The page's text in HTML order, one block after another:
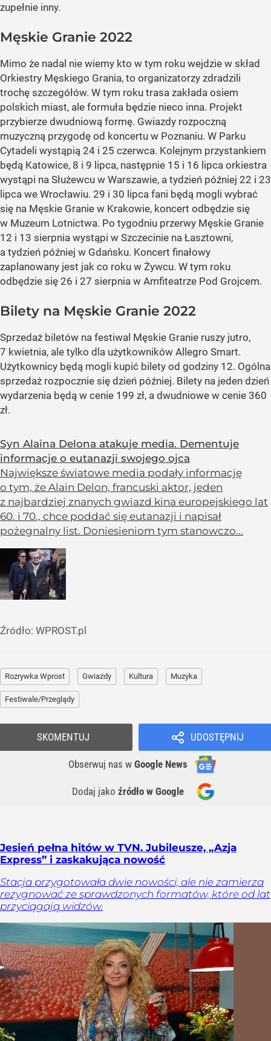
zupełnie inny.
Męskie Granie 2022
Mimo że nadal nie wiemy kto w tym roku wejdzie w skład
Orkiestry Męskiego Grania, to organizatorzy zdradzili
trochę szczegółów. W tym roku trasa zakłada osiem
polskich miast, ale formuła będzie nieco inna. Projekt
przybierze dwudniową formę. Gwiazdy rozpoczną
muzyczną przygodę od koncertu w Poznaniu. W Parku
Cytadeli wystąpią 24 i 25 czerwca. Kolejnym przystankiem
będą Katowice, 8 i 9 lipca, następnie 15 i 16 lipca orkiestra
wystąpi na Służewcu w Warszawie, a tydzień później 22 i 23
lipca we Wrocławiu. 29 i 30 lipca fani będą mogli wybrać
się na Męskie Granie w Krakowie, koncert odbędzie się
w Muzeum Lotnictwa. Po tygodniu przerwy Męskie Granie
12 i 13 sierpnia wystąpi w Szczecinie na Łasztowni,
a tydzień później w Gdańsku. Koncert finałowy
zaplanowany jest jak co roku w Żywcu. W tym roku
odbędzie się 26 i 27 sierpnia w Amfiteatrze Pod Grojcem.
Bilety na Męskie Granie 2022
Sprzedaż biletów na festiwal Męskie Granie ruszy jutro,
7 kwietnia, ale tylko dla użytkowników Allegro Smart.
Użytkownicy będą mogli kupić bilety od godziny 12. Ogólna
sprzedaż rozpocznie się dzień później. Bilety na jeden dzień
wydarzenia będą w cenie 199 zł, a dwudniowe w cenie 360
zł.
Syn Alaina Delona atakuje media. Dementuje
informacje o eutanazji swojego ojca
Największe światowe media podały informację
o tym, że Alain Delon, francuski aktor, jeden
z najbardziej znanych gwiazd kina europejskiego lat
60. i 70., chce poddać się eutanazji i napisał
pożegnalny list. Doniesieniom tym stanowczo...
Źródło: WPROST.pl
Rozrywka Wprost Gwiazdy Kultura Muzyka
Festiwale/Przeglądy
UDOSTĘPNIJ
Obserwuj nas w Google News
Dodaj jako źródło w Google
SKOMENTUJ
Jesień pełna hitów w TVN. Jubileusze, „Azja
Express” i zaskakująca nowość
Stacja przygotowała dwie nowości, ale nie zamierza
rezygnować ze sprawdzonych formatów, które od lat
przyciągają widzów.